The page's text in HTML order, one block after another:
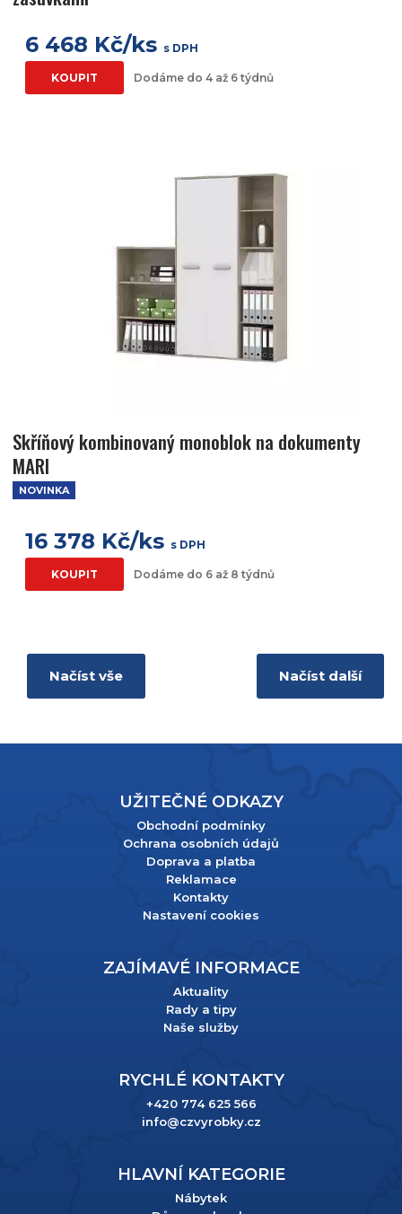
6 468 Kč/ks s DPH
KOUPIT Dodáme do 4 až 6 týdnů
Skříňový kombinovaný monoblok na dokumenty
MARI
NOVINKA
16 378 Kč/ks s DPH
KOUPIT Dodáme do 6 až 8 týdnů
Načíst vše Načíst další
UŽITEČNÉ ODKAZY
Obchodní podmínky
Ochrana osobních údajů
Doprava a platba
Reklamace
Kontakty
Nastavení cookies
ZAJÍMAVÉ INFORMACE
Aktuality
Rady a tipy
Naše služby
RYCHLÉ KONTAKTY
+420 774 625 566
info@czvyrobky.cz
HLAVNÍ KATEGORIE
Nábytek